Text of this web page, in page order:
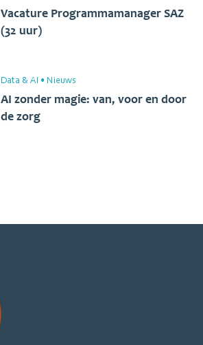
Vacature Programmamanager SAZ
(32 uur)
Data & AI • Nieuws
AI zonder magie: van, voor en door
de zorg